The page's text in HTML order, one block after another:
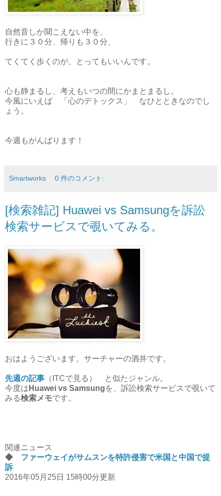
自然音しか聞こえない中を、
行きに３０分、帰りも３０分、
てくてく歩くのが、とってもいいんです。
心も静まるし、考えもいつの間にかまとまるし。
今風にいえば 「心のデトックス」 なひとときなのでし
ょう。
今週もがんばります！
Smartworks 0 件のコメント:
[検索雑記] Huawei vs Samsungを訴訟
検索サービスで覗いてみる。
おはようございます。サーチャーの酒井です。
先週の記事 （ITCで見る） と似たジャンル。
今度は Huawei vs Samsungを、訴訟検索サービスで覗いて
みる検索メモです。
関連ニュース
◆ ファーウェイがサムスンを特許侵害で米国と中国で提
訴
2016年05月25日 15時00分更新